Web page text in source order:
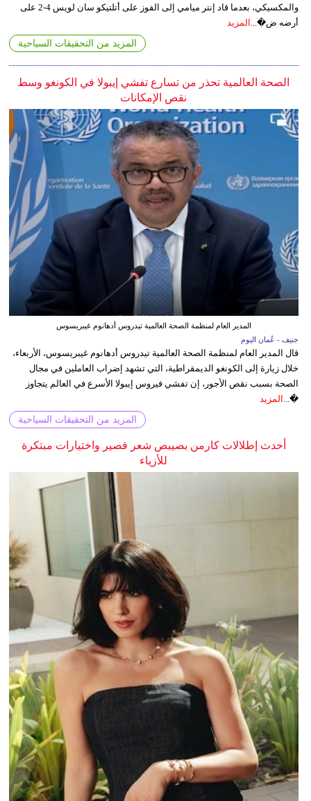
والمكسيكي، بعدما قاد إنتر ميامي إلى الفوز على أتلتيكو سان لويس 4-2 على
أرضه ض�... المزيد
المزيد من التحقيقات السياحية
الصحة العالمية تحذر من تسارع تفشي إيبولا في الكونغو وسط
نقص الإمكانات
المدير العام لمنظمة الصحة العالمية تيدروس أدهانوم غيبريسوس
جنيف - عُمان اليوم
قال المدير العام لمنظمة الصحة العالمية تيدروس أدهانوم غيبريسوس، الأربعاء،
خلال زيارة إلى الكونغو الديمقراطية، التي تشهد إضراب العاملين في مجال
الصحة بسبب نقص الأجور، إن تفشي فيروس إيبولا الأسرع في العالم يتجاوز
�... المزيد
المزيد من التحقيقات السياحية
أحدث إطلالات كارمن بصيبص شعر قصير واختيارات مبتكرة
للأزياء